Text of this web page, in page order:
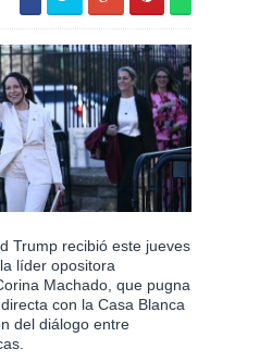
Trump recibió este jueves
líder opositora
Machado, que pugna
con la Casa Blanca
del diálogo entre